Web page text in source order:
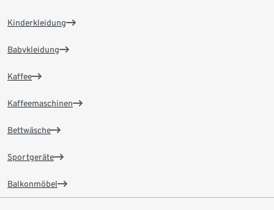
Kinderkleidung
Babykleidung
Kaffee
Kaffeemaschinen
Bettwäsche
Sportgeräte
Balkonmöbel